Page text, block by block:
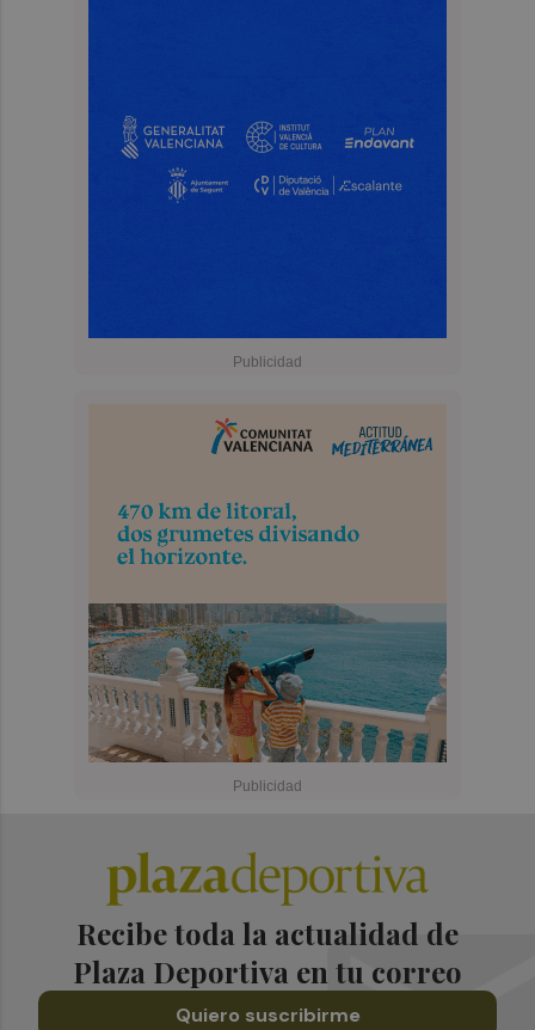
Recibe toda la actualidad de
Plaza Deportiva en tu correo
Quiero suscribirme